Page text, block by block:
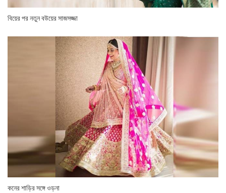
বিয়ের পর নতুন বউয়ের সাজসজ্জা
কনের শাড়ির সঙ্গে ওড়না